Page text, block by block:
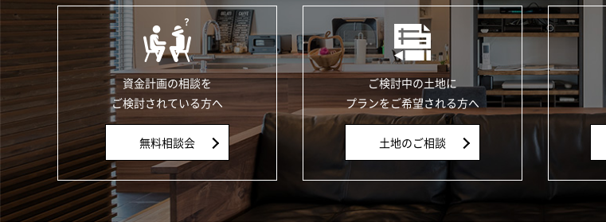
資金計画の相談を
ご検討されている方へ
無料相談会
ご検討中の土地に
プランをご希望される方へ
土地のご相談